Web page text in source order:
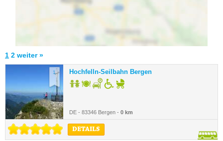
1 2 weiter »
1. Hochfelln-Seilbahn Bergen
DE - 83346 Bergen - 0 km
DETAILS